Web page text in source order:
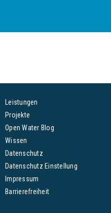
Leistungen
Projekte
Open Water Blog
Wissen
Datenschutz
Datenschutz Einstellung
Impressum
Barrierefreiheit